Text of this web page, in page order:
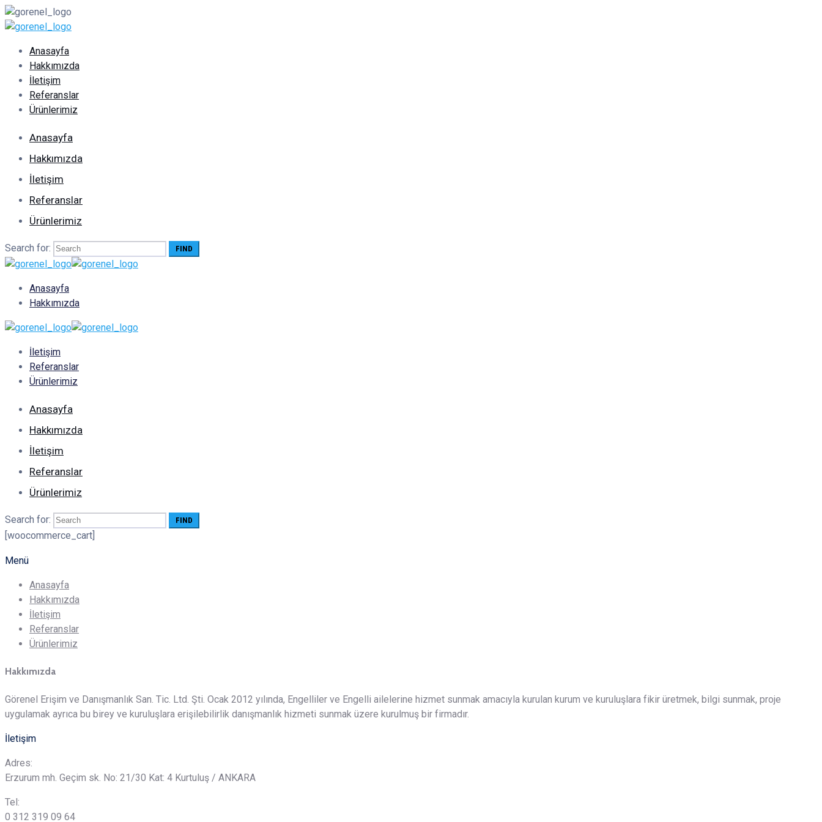
Anasayfa
Hakkımızda
İletişim
Referanslar
Ürünlerimiz
Anasayfa
Hakkımızda
İletişim
Referanslar
Ürünlerimiz
Search for:
Anasayfa
Hakkımızda
İletişim
Referanslar
Ürünlerimiz
Anasayfa
Hakkımızda
İletişim
Referanslar
Ürünlerimiz
Search for:
[woocommerce_cart]
Menü
Anasayfa
Hakkımızda
İletişim
Referanslar
Ürünlerimiz
Hakkımızda
Görenel Erişim ve Danışmanlık San. Tic. Ltd. Şti. Ocak 2012 yılında, Engelliler ve Engelli ailelerine hizmet sunmak amacıyla kurulan kurum ve kuruluşlara fikir üretmek, bilgi sunmak, proje
uygulamak ayrıca bu birey ve kuruluşlara erişilebilirlik danışmanlık hizmeti sunmak üzere kurulmuş bir firmadır.
İletişim
Adres:
Erzurum mh. Geçim sk. No: 21/30 Kat: 4 Kurtuluş / ANKARA
Tel:
0 312 319 09 64